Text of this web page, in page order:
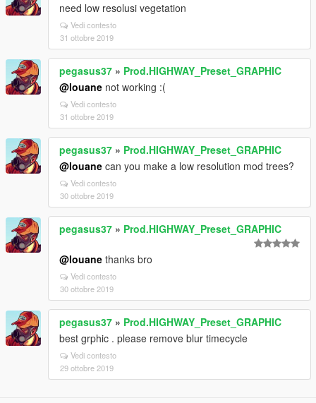
need low resolusi vegetation
Vedi contesto
31 ottobre 2019
pegasus37 » Prod.HIGHWAY_Preset_GRAPHIC
@louane not working :(
Vedi contesto
31 ottobre 2019
pegasus37 » Prod.HIGHWAY_Preset_GRAPHIC
@louane can you make a low resolution mod trees?
Vedi contesto
30 ottobre 2019
pegasus37 » Prod.HIGHWAY_Preset_GRAPHIC
@louane thanks bro
Vedi contesto
30 ottobre 2019
pegasus37 » Prod.HIGHWAY_Preset_GRAPHIC
best grphic . please remove blur timecycle
Vedi contesto
29 ottobre 2019